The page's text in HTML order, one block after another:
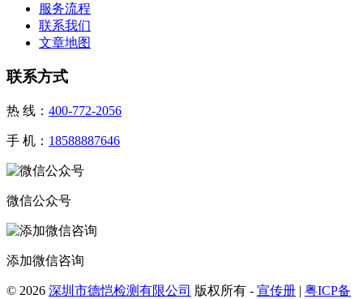
服务流程
联系我们
文章地图
联系方式
热 线： 400-772-2056
手 机： 18588887646
微信公众号
添加微信咨询
© 2026 深圳市德恺检测有限公司 版权所有 - 宣传册 | 粤ICP备